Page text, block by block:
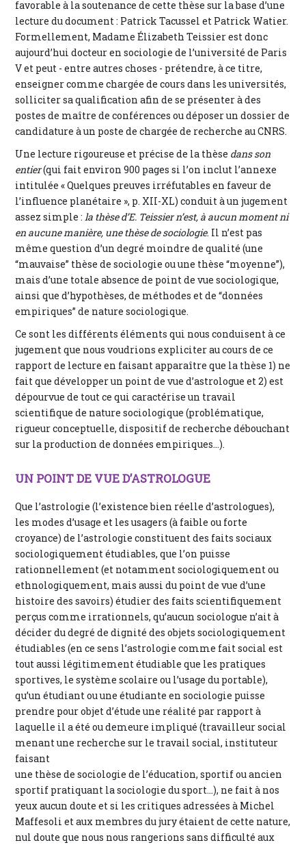
favorable à la soutenance de cette thèse sur la base d’une
lecture du document : Patrick Tacussel et Patrick Watier.
Formellement, Madame Élizabeth Teissier est donc
aujourd’hui docteur en sociologie de l’université de Paris
V et peut - entre autres choses - prétendre, à ce titre,
enseigner comme chargée de cours dans les universités,
solliciter sa qualification afin de se présenter à des
postes de maître de conférences ou déposer un dossier de
candidature à un poste de chargée de recherche au CNRS.
Une lecture rigoureuse et précise de la thèse dans son
entier(qui fait environ 900 pages si l’on inclut l’annexe
intitulée « Quelques preuves irréfutables en faveur de
l’influence planétaire », p. XII-XL) conduit à un jugement
assez simple : la thèse d’E. Teissier n’est, à aucun moment ni
en aucune manière, une thèse de sociologie. Il n’est pas
même question d’un degré moindre de qualité (une
“mauvaise” thèse de sociologie ou une thèse “moyenne”),
mais d’une totale absence de point de vue sociologique,
ainsi que d’hypothèses, de méthodes et de “données
empiriques” de nature sociologique.
Ce sont les différents éléments qui nous conduisent à ce
jugement que nous voudrions expliciter au cours de ce
rapport de lecture en faisant apparaître que la thèse 1) ne
fait que développer un point de vue d’astrologue et 2) est
dépourvue de tout ce qui caractérise un travail
scientifique de nature sociologique (problématique,
rigueur conceptuelle, dispositif de recherche débouchant
sur la production de données empiriques...).
UN POINT DE VUE D’ASTROLOGUE
Que l’astrologie (l’existence bien réelle d’astrologues),
les modes d’usage et les usagers (à faible ou forte
croyance) de l’astrologie constituent des faits sociaux
sociologiquement étudiables, que l’on puisse
rationnellement (et notamment sociologiquement ou
ethnologiquement, mais aussi du point de vue d’une
histoire des savoirs) étudier des faits scientifiquement
perçus comme irrationnels, qu’aucun sociologue n’ait à
décider du degré de dignité des objets sociologiquement
étudiables (en ce sens l’astrologie comme fait social est
tout aussi légitimement étudiable que les pratiques
sportives, le système scolaire ou l’usage du portable),
qu’un étudiant ou une étudiante en sociologie puisse
prendre pour objet d’étude une réalité par rapport à
laquelle il a été ou demeure impliqué (travailleur social
menant une recherche sur le travail social, instituteur
faisant
une thèse de sociologie de l’éducation, sportif ou ancien
sportif pratiquant la sociologie du sport...), ne fait à nos
yeux aucun doute et si les critiques adressées à Michel
Maffesoli et aux membres du jury étaient de cette nature,
nul doute que nous nous rangerions sans difficulté aux